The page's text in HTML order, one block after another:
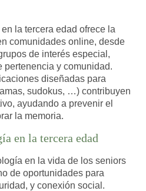
la tercera edad ofrece la
comunidades online, desde
de interés especial,
pertenencia y comunidad.
diseñadas para
sudokus, …) contribuyen
ayudando a prevenir el
la memoria.
en la tercera edad
en la vida de los seniors
de oportunidades para
y conexión social.